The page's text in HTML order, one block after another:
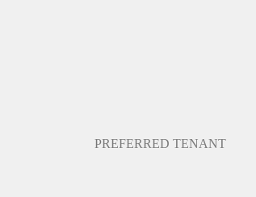
PREFERRED TENANT